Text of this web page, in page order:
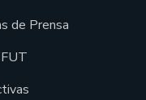
de Prensa